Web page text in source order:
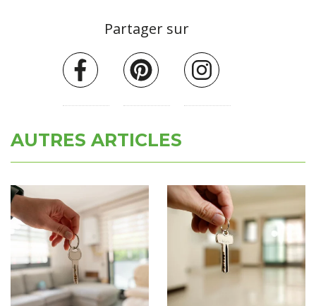
Partager sur
AUTRES ARTICLES